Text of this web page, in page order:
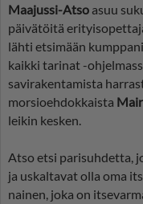
Maajussi-Atso asuu
päivätöitä
lähti etsimään
kaikki tarinat -
savirakentamista
morsioehdokkaista
leikin kesken.
Atso etsi parisuhdetta,
ja uskaltavat olla oma
nainen, joka on